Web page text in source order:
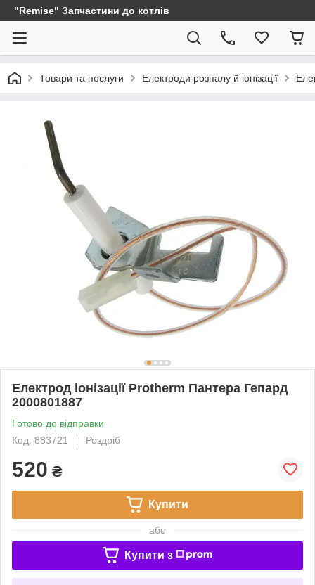
"Remise" Запчастини до котлів
Товари та послуги Електроди розпалу й іонізації
Електрод іонізації Protherm Пантера Гепард
2000801887
Готово до відправки
Код: 883721
Роздріб
520 ₴
Купити
або
Купити з